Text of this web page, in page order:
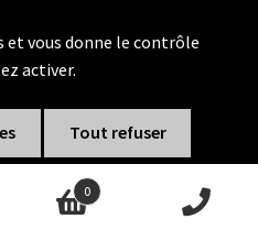
0
et vous donne le contrôle
activer.
Tout refuser